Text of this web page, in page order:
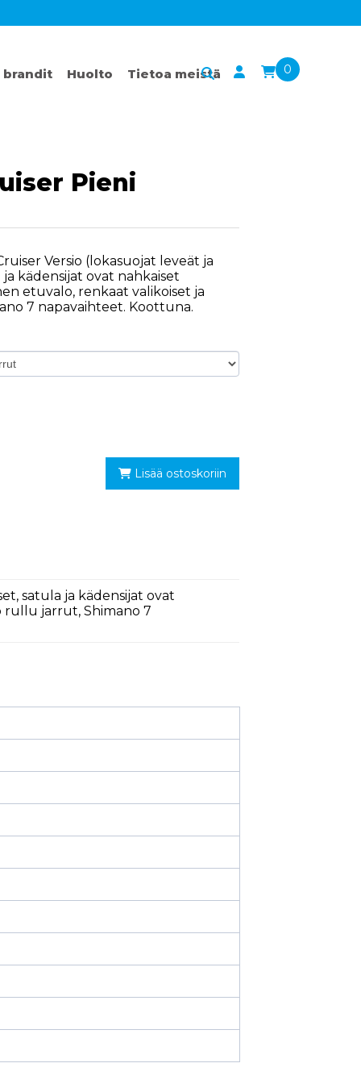
brandit Huolto Tietoa meistä 0
Pieni
Versio (lokasuojat leveät ja
kädensijat ovat nahkaiset
etuvalo, renkaat valikoiset ja
7 napavaihteet. Koottuna.
Lisää ostoskoriin
satula ja kädensijat ovat
rullu jarrut, Shimano 7